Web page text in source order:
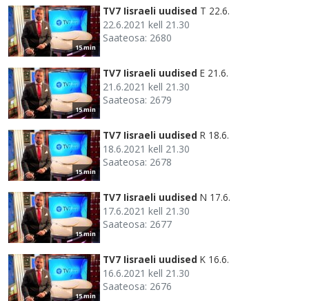
15 min
TV7 Iisraeli uudised T 22.6.
22.6.2021 kell 21.30
Saateosa: 2680
15 min
TV7 Iisraeli uudised E 21.6.
21.6.2021 kell 21.30
Saateosa: 2679
15 min
TV7 Iisraeli uudised R 18.6.
18.6.2021 kell 21.30
Saateosa: 2678
15 min
TV7 Iisraeli uudised N 17.6.
17.6.2021 kell 21.30
Saateosa: 2677
15 min
TV7 Iisraeli uudised K 16.6.
16.6.2021 kell 21.30
Saateosa: 2676